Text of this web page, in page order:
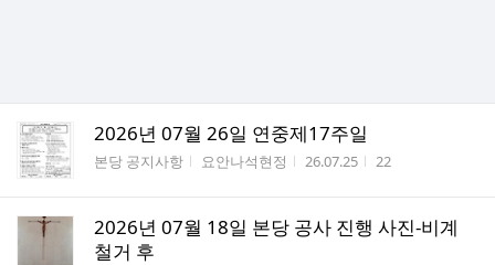
2026년 07월 26일 연중제17주일
게시판명
본당 공지사항 작성자
요안나석현정 작성시간
26.07.25 조회수
22
2026년 07월 18일 본당 공사 진행 사진-비계
철거 후